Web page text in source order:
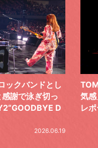
6月から7月の空
限定ライブを
筋
の
と